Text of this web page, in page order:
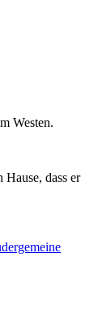
Westen.
dass er